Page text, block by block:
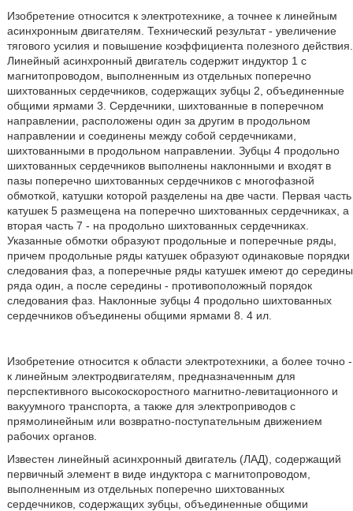
Изобретение относится к электротехнике, а точнее к линейным
асинхронным двигателям. Технический результат - увеличение
тягового усилия и повышение коэффициента полезного действия.
Линейный асинхронный двигатель содержит индуктор 1 с
магнитопроводом, выполненным из отдельных поперечно
шихтованных сердечников, содержащих зубцы 2, объединенные
общими ярмами 3. Сердечники, шихтованные в поперечном
направлении, расположены один за другим в продольном
направлении и соединены между собой сердечниками,
шихтованными в продольном направлении. Зубцы 4 продольно
шихтованных сердечников выполнены наклонными и входят в
пазы поперечно шихтованных сердечников с многофазной
обмоткой, катушки которой разделены на две части. Первая часть
катушек 5 размещена на поперечно шихтованных сердечниках, а
вторая часть 7 - на продольно шихтованных сердечниках.
Указанные обмотки образуют продольные и поперечные ряды,
причем продольные ряды катушек образуют одинаковые порядки
следования фаз, а поперечные ряды катушек имеют до середины
ряда один, а после середины - противоположный порядок
следования фаз. Наклонные зубцы 4 продольно шихтованных
сердечников объединены общими ярмами 8. 4 ил.
Изобретение относится к области электротехники, а более точно -
к линейным электродвигателям, предназначенным для
перспективного высокоскоростного магнитно-левитационного и
вакуумного транспорта, а также для электроприводов с
прямолинейным или возвратно-поступательным движением
рабочих органов.
Известен линейный асинхронный двигатель (ЛАД), содержащий
первичный элемент в виде индуктора с магнитопроводом,
выполненным из отдельных поперечно шихтованных
сердечников, содержащих зубцы, объединенные общими